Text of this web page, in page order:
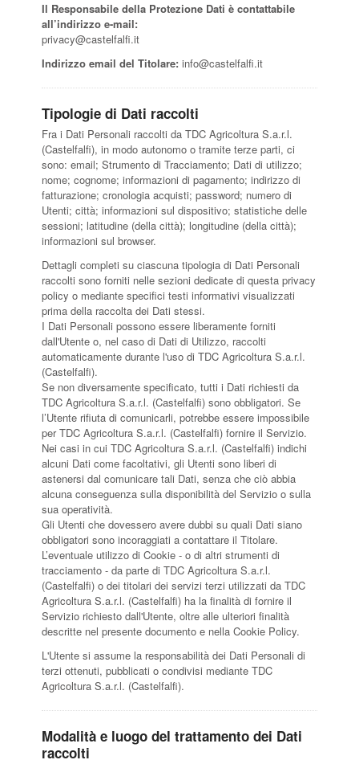
Il Responsabile della Protezione Dati è contattabile
all’indirizzo e-mail:
privacy@castelfalfi.it
Indirizzo email del Titolare: info@castelfalfi.it
Tipologie di Dati raccolti
Fra i Dati Personali raccolti da TDC Agricoltura S.a.r.l.
(Castelfalfi), in modo autonomo o tramite terze parti, ci
sono: email; Strumento di Tracciamento; Dati di utilizzo;
nome; cognome; informazioni di pagamento; indirizzo di
fatturazione; cronologia acquisti; password; numero di
Utenti; città; informazioni sul dispositivo; statistiche delle
sessioni; latitudine (della città); longitudine (della città);
informazioni sul browser.
Dettagli completi su ciascuna tipologia di Dati Personali
raccolti sono forniti nelle sezioni dedicate di questa privacy
policy o mediante specifici testi informativi visualizzati
prima della raccolta dei Dati stessi.
I Dati Personali possono essere liberamente forniti
dall'Utente o, nel caso di Dati di Utilizzo, raccolti
automaticamente durante l'uso di TDC Agricoltura S.a.r.l.
(Castelfalfi).
Se non diversamente specificato, tutti i Dati richiesti da
TDC Agricoltura S.a.r.l. (Castelfalfi) sono obbligatori. Se
l’Utente rifiuta di comunicarli, potrebbe essere impossibile
per TDC Agricoltura S.a.r.l. (Castelfalfi) fornire il Servizio.
Nei casi in cui TDC Agricoltura S.a.r.l. (Castelfalfi) indichi
alcuni Dati come facoltativi, gli Utenti sono liberi di
astenersi dal comunicare tali Dati, senza che ciò abbia
alcuna conseguenza sulla disponibilità del Servizio o sulla
sua operatività.
Gli Utenti che dovessero avere dubbi su quali Dati siano
obbligatori sono incoraggiati a contattare il Titolare.
L’eventuale utilizzo di Cookie - o di altri strumenti di
tracciamento - da parte di TDC Agricoltura S.a.r.l.
(Castelfalfi) o dei titolari dei servizi terzi utilizzati da TDC
Agricoltura S.a.r.l. (Castelfalfi) ha la finalità di fornire il
Servizio richiesto dall'Utente, oltre alle ulteriori finalità
descritte nel presente documento e nella Cookie Policy.
L'Utente si assume la responsabilità dei Dati Personali di
terzi ottenuti, pubblicati o condivisi mediante TDC
Agricoltura S.a.r.l. (Castelfalfi).
Modalità e luogo del trattamento dei Dati
raccolti